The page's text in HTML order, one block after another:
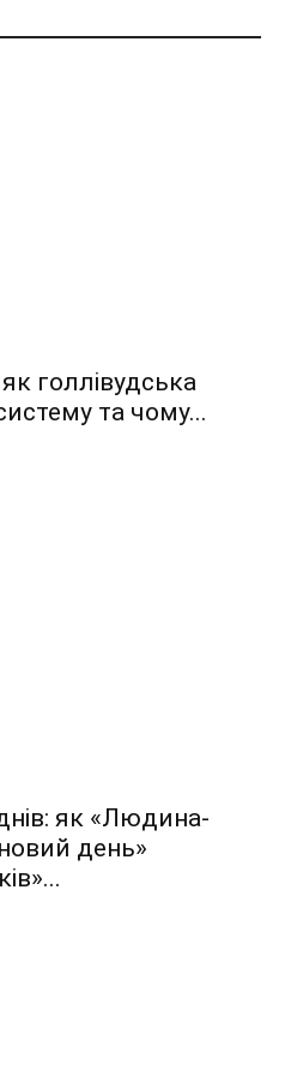
голлівудська
та чому...
як «Людина-
день»